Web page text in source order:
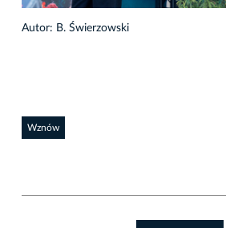
Autor: B. Świerzowski
Wznów